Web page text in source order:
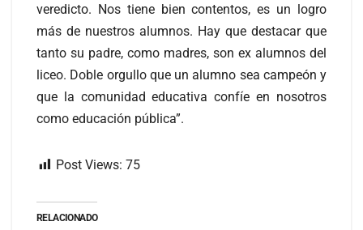
veredicto. Nos tiene bien contentos, es un logro
más de nuestros alumnos. Hay que destacar que
tanto su padre, como madres, son ex alumnos del
liceo. Doble orgullo que un alumno sea campeón y
que la comunidad educativa confíe en nosotros
como educación pública”.
Post Views: 75
RELACIONADO